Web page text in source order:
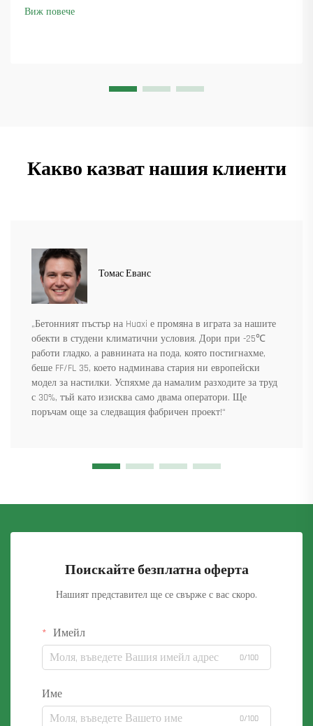
Вижте как са поддържали производството в движение.
Виж повече
Какво казват нашия клиенти
Томас Еванс
„Бетонният пъстър на Huaxi е промяна в играта за нашите
обекти в студени климатични условия. Дори при -25℃
работи гладко, а равнината на пода, която постигнахме,
беше FF/FL 35, което надминава стария ни европейски
модел за настилки. Успяхме да намалим разходите за труд
с 30%, тъй като изисква само двама оператори. Ще
поръчам още за следващия фабричен проект!“
Поискайте безплатна оферта
Нашият представител ще се свърже с вас скоро.
Имейл
0/100
Име
0/100